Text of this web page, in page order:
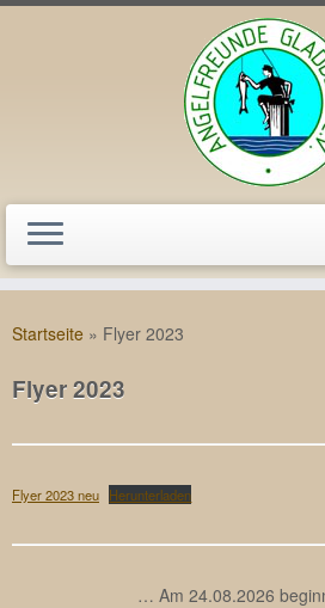
Inhalt
Startseite » Flyer 2023
Flyer 2023
Flyer 2023 neu Herunterladen
… Am 24.08.2026